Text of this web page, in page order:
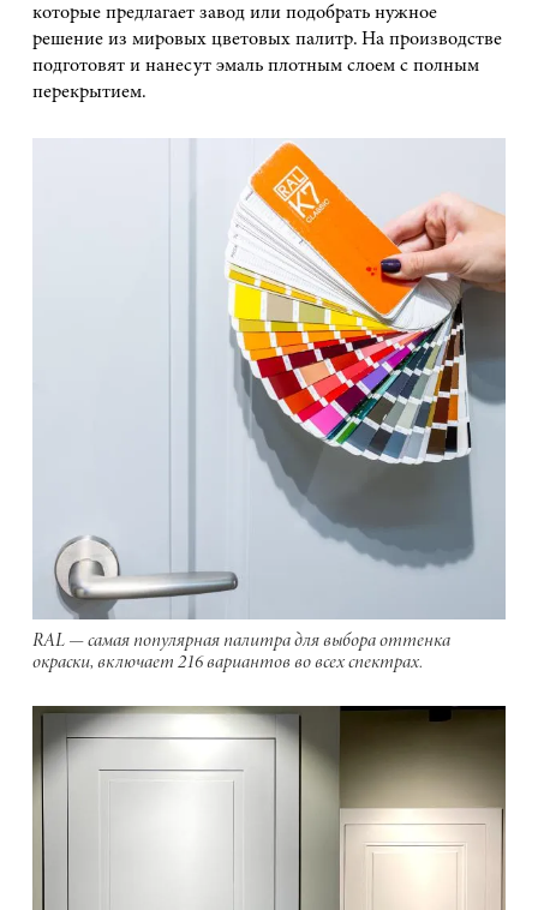
которые предлагает завод или подобрать нужное
решение из мировых цветовых палитр. На производстве
подготовят и нанесут эмаль плотным слоем с полным
перекрытием.
RAL — самая популярная палитра для выбора оттенка
окраски, включает 216 вариантов во всех спектрах.